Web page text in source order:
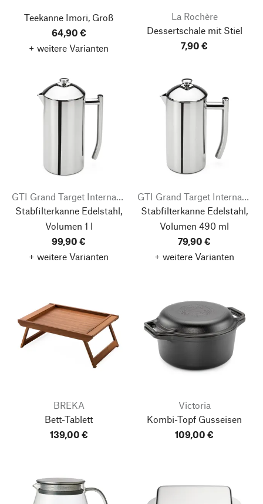
Teekanne Imori, Groß
64,90 €
+ weitere Varianten
La Rochère
Dessertschale mit Stiel
7,90 €
GTI Grand Target International
Stabfilterkanne Edelstahl,
Volumen 1 l
99,90 €
+ weitere Varianten
GTI Grand Target International
Stabfilterkanne Edelstahl,
Volumen 490 ml
79,90 €
+ weitere Varianten
BREKA
Bett-Tablett
139,00 €
Victoria
Kombi-Topf Gusseisen
109,00 €